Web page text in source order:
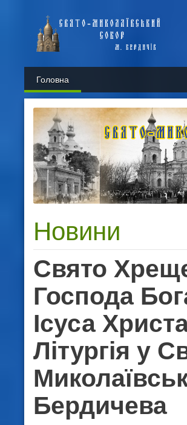
Головна
Новини
Свято
Господа
Ісуса
Літургія у
Бердичева